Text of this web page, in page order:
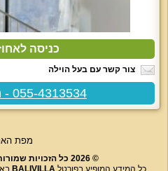
כניסה
צור קשר עם בעל הוילה
055-4313534 - מרכז הזמנות
מפת
© 2026 כל הזכויות שמורות לפורטל בא לי וילה